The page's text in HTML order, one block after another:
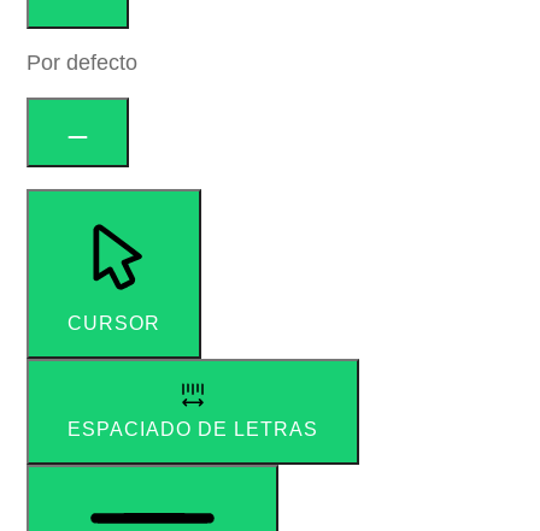
Por defecto
CURSOR
ESPACIADO DE LETRAS